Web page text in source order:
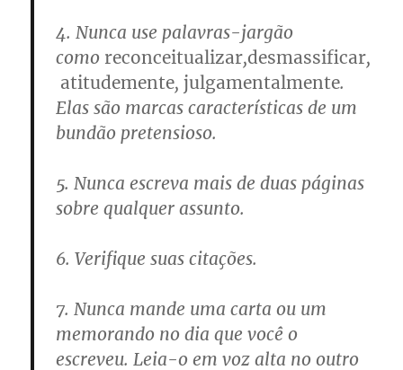
4. Nunca use palavras-jargão
como reconceitualizar,desmassificar,
atitudemente,julgamentalmente.
Elas são marcas características de um
bundão pretensioso.
5. Nunca escreva mais de duas páginas
sobre qualquer assunto.
6. Verifique suas citações.
7. Nunca mande uma carta ou um
memorando no dia que você o
escreveu. Leia-o em voz alta no outro